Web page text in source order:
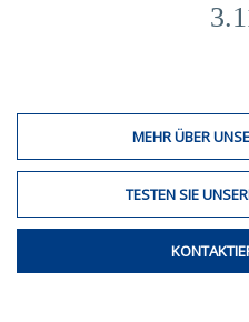
MEHR ÜBER
TESTEN SIE